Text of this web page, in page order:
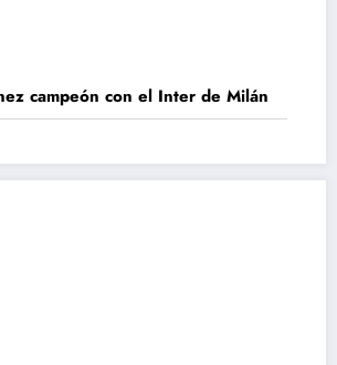
campeón con el Inter de Milán